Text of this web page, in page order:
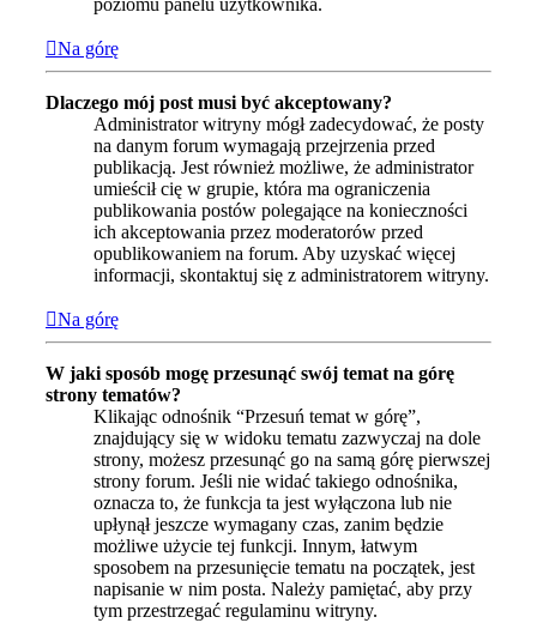
poziomu panelu użytkownika.
Na górę
Dlaczego mój post musi być akceptowany?
Administrator witryny mógł zadecydować, że posty
na danym forum wymagają przejrzenia przed
publikacją. Jest również możliwe, że administrator
umieścił cię w grupie, która ma ograniczenia
publikowania postów polegające na konieczności
ich akceptowania przez moderatorów przed
opublikowaniem na forum. Aby uzyskać więcej
informacji, skontaktuj się z administratorem witryny.
Na górę
W jaki sposób mogę przesunąć swój temat na górę
strony tematów?
Klikając odnośnik “Przesuń temat w górę”,
znajdujący się w widoku tematu zazwyczaj na dole
strony, możesz przesunąć go na samą górę pierwszej
strony forum. Jeśli nie widać takiego odnośnika,
oznacza to, że funkcja ta jest wyłączona lub nie
upłynął jeszcze wymagany czas, zanim będzie
możliwe użycie tej funkcji. Innym, łatwym
sposobem na przesunięcie tematu na początek, jest
napisanie w nim posta. Należy pamiętać, aby przy
tym przestrzegać regulaminu witryny.